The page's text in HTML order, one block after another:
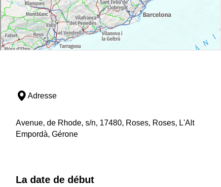
Adresse
Avenue, de Rhode, s/n, 17480, Roses, Roses, L'Alt
Empordà, Gérone
La date de début